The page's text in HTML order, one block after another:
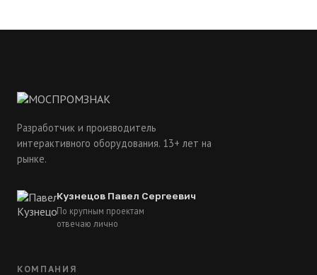
Разработчик и производитель
интерактивного оборудования. 13+ лет на
рынке.
Кузнецов Павел Сергеевич
По крупным проектам
отвечаю лично
КОМПАНИЯ